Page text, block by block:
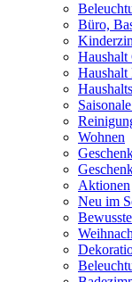
Büro,
Haushalt
Haushalt
Wohnen
Aktionen
Neu im